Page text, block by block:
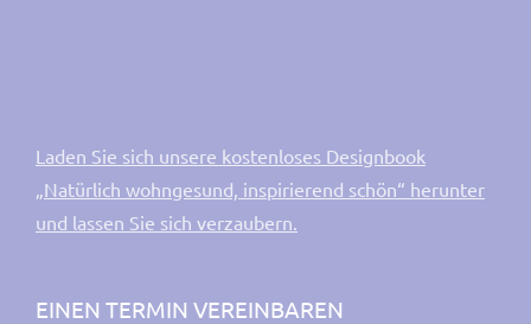
Laden Sie sich unsere kostenloses Designbook
„Natürlich wohngesund, inspirierend schön“ herunter
und lassen Sie sich verzaubern.
EINEN TERMIN VEREINBAREN